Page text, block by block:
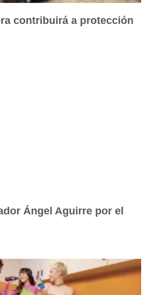
contribuirá a protección
Ángel Aguirre por el